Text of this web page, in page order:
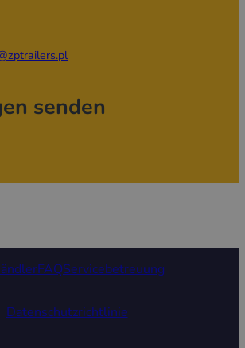
senden
FAQServicebetreuung
Datenschutzrichtlinie